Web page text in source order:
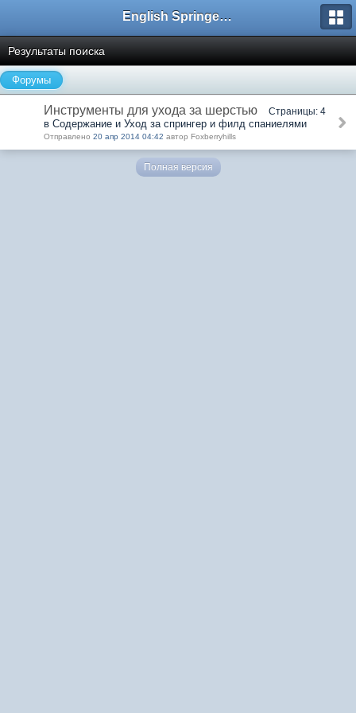
English Springer Spaniel Club
Результаты поиска
Форумы
Инструменты для ухода за шерстью Страницы: 4
в Содержание и Уход за спрингер и филд спаниелями
Отправлено 20 апр 2014 04:42 автор Foxberryhills
Полная версия